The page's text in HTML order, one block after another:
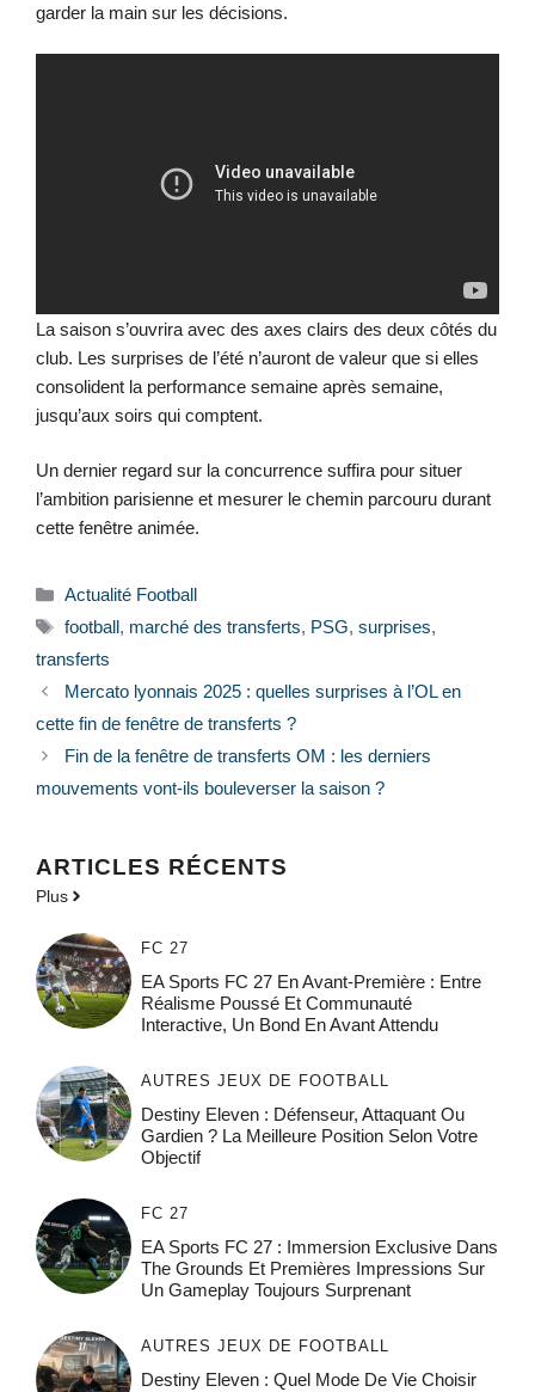
garder la main sur les décisions.
La saison s’ouvrira avec des axes clairs des deux côtés du
club. Les surprises de l’été n’auront de valeur que si elles
consolident la performance semaine après semaine,
jusqu’aux soirs qui comptent.
Un dernier regard sur la concurrence suffira pour situer
l’ambition parisienne et mesurer le chemin parcouru durant
cette fenêtre animée.
Catégories
Actualité Football
Étiquettes
football, marché des transferts, PSG, surprises,
transferts
Mercato lyonnais 2025 : quelles surprises à l’OL en
cette fin de fenêtre de transferts ?
Fin de la fenêtre de transferts OM : les derniers
mouvements vont-ils bouleverser la saison ?
ARTICLES RÉCENTS
Plus
FC 27
EA Sports FC 27 En Avant-Première : Entre
Réalisme Poussé Et Communauté
Interactive, Un Bond En Avant Attendu
AUTRES JEUX DE FOOTBALL
Destiny Eleven : Défenseur, Attaquant Ou
Gardien ? La Meilleure Position Selon Votre
Objectif
FC 27
EA Sports FC 27 : Immersion Exclusive Dans
The Grounds Et Premières Impressions Sur
Un Gameplay Toujours Surprenant
AUTRES JEUX DE FOOTBALL
Destiny Eleven : Quel Mode De Vie Choisir